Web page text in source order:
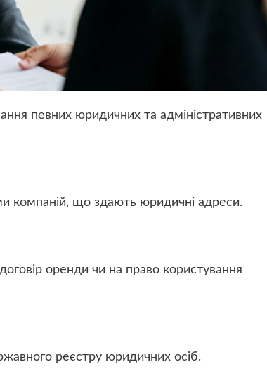
певних юридичних та адміністративних
компаній, що здають юридичні адреси.
оренди чи на право користування
реєстру юридичних осіб.